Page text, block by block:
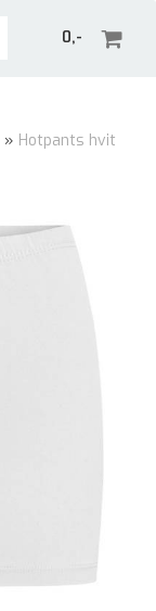
0,-
» Hotpants hvit
Trykk ENTER for å søke